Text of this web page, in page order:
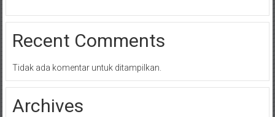
Recent Comments
Tidak ada komentar untuk ditampilkan.
Archives